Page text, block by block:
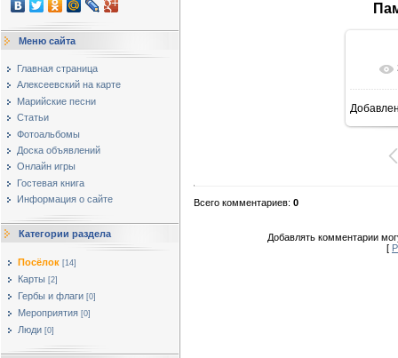
Меню сайта
Главная страница
Алексеевский на карте
Марийские песни
Статьи
Фотоальбомы
Доска объявлений
Онлайн игры
Гостевая книга
Информация о сайте
Категории раздела
Посёлок [14]
Карты [2]
Гербы и флаги [0]
Мероприятия [0]
Люди [0]
Всего комментариев: 0
Добавлять комментарии
[